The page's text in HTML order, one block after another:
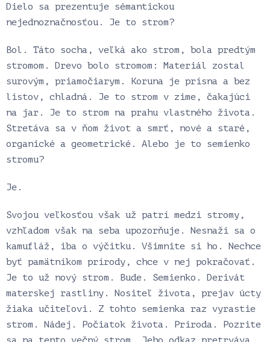
Dielo sa prezentuje sémantickou
nejednoznačnosťou. Je to strom?
Bol. Táto socha, veľká ako strom, bola predtým
stromom. Drevo bolo stromom: Materiál zostal
surovým, priamočiarym. Koruna je prísna a bez
listov, chladná. Je to strom v zime, čakajúci
na jar. Je to strom na prahu vlastného života.
Stretáva sa v ňom život a smrť, nové a staré,
organické a geometrické. Alebo je to semienko
stromu?
Je.
Svojou veľkosťou však už patrí medzi stromy,
vzhľadom však na seba upozorňuje. Nesnaží sa o
kamufláž, iba o výčitku. Všimnite si ho. Nechce
byť pamätníkom prírody, chce v nej pokračovať.
Je to už nový strom. Bude. Semienko. Derivát
materskej rastliny. Nositeľ života, prejav úcty
žiaka učiteľovi. Z tohto semienka raz vyrastie
strom. Nádej. Počiatok života. Príroda. Pozrite